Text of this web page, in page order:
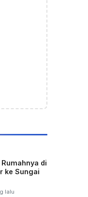
di
ke Sungai
lalu